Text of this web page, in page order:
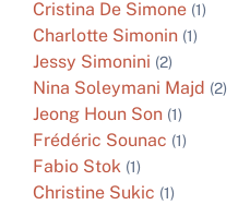
Cristina De Simone (1)
Charlotte Simonin (1)
Jessy Simonini (2)
Nina Soleymani Majd (2)
Jeong Houn Son (1)
Frédéric Sounac (1)
Fabio Stok (1)
Christine Sukic (1)